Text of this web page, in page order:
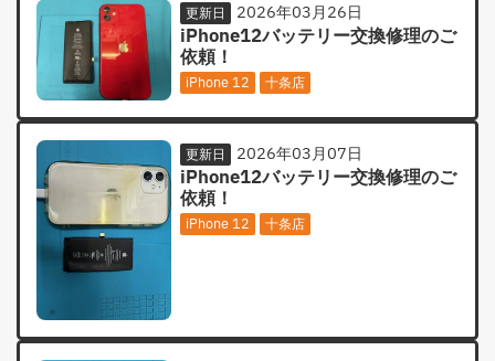
更新日 2026年03月26日
iPhone12バッテリー交換修理のご
依頼！
iPhone 12 十条店
更新日 2026年03月07日
iPhone12バッテリー交換修理のご
依頼！
iPhone 12 十条店